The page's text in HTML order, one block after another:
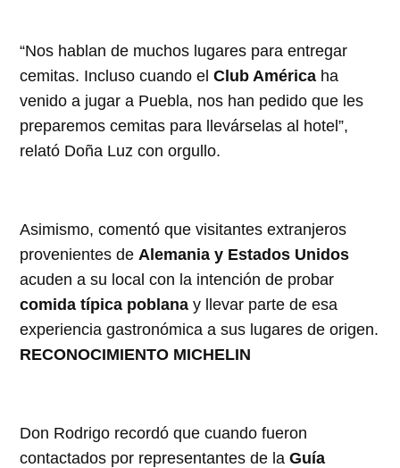
“Nos hablan de muchos lugares para entregar
cemitas. Incluso cuando elClub América ha
venido a jugar a Puebla, nos han pedido que les
preparemos cemitas para llevárselas al hotel”,
relató Doña Luz con orgullo.
Asimismo, comentó que visitantes extranjeros
provenientes de Alemania y Estados Unidos
acuden a su local con la intención de probar
comida típica poblana y llevar parte de esa
experiencia gastronómica a sus lugares de origen.
RECONOCIMIENTO MICHELIN
Don Rodrigo recordó que cuando fueron
contactados por representantes de laGuía